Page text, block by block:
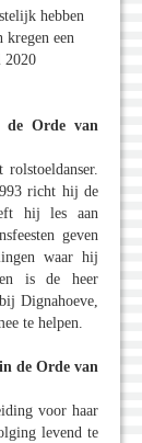
hebben
kregen een
2020
Orde van
richt hij de
hij les aan
geven
waar hij
is de heer
Dignahoeve,
te helpen.
de Orde van
voor haar
levend te